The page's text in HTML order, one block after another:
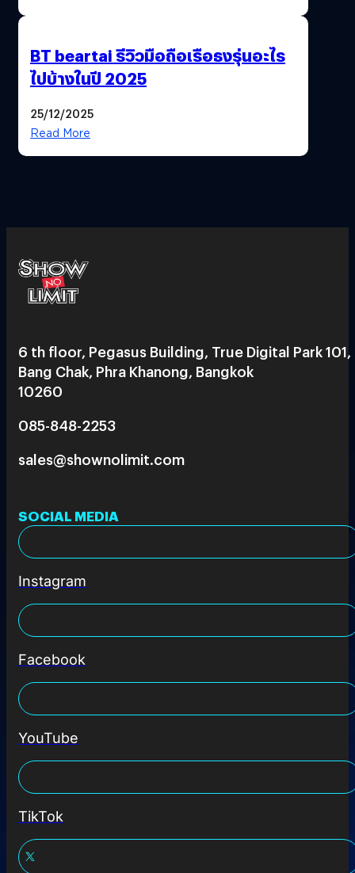
BT beartai รีวิวมือถือเรือธงรุ่นอะไร
ไปบ้างในปี 2025
25/12/2025
Read More
6 th floor, Pegasus Building, True Digital Park 101,
Bang Chak, Phra Khanong, Bangkok
10260
085-848-2253
sales@shownolimit.com
SOCIAL MEDIA
Instagram
Facebook
YouTube
TikTok